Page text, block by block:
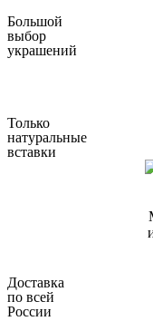
Большой
выбор
украшений
Только
натуральные
вставки
Доставка
по всей
России